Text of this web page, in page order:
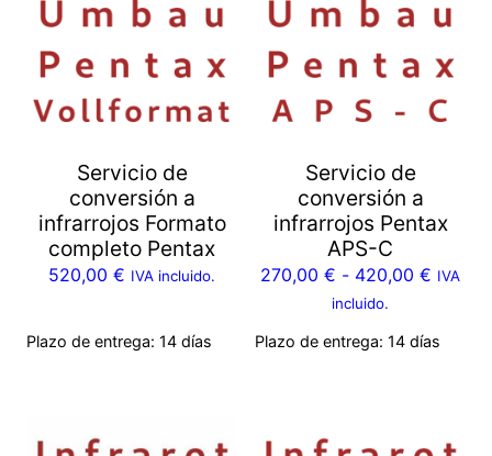
Servicio de
conversión a
infrarrojos Formato
completo Pentax
520,00 € IVA incluido.
Plazo de entrega: 14 días
Servicio de
conversión a
infrarrojos Pentax
APS-C
270,00 € - 420,00 € IVA
incluido.
Plazo de entrega: 14 días